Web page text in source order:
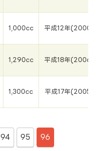
1,000cc 平成12年(2000
1,290cc 平成18年(2006
1,300cc 平成17年(2005
94 95 96